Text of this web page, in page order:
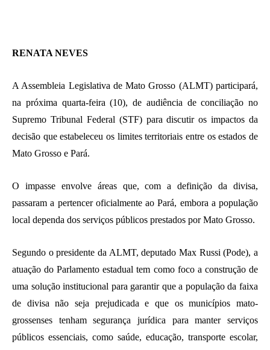
RENATA NEVES
A Assembleia Legislativa de Mato Grosso (ALMT) participará,
na próxima quarta-feira (10), de audiência de conciliação no
Supremo Tribunal Federal (STF) para discutir os impactos da
decisão que estabeleceu os limites territoriais entre os estados de
Mato Grosso e Pará.
O impasse envolve áreas que, com a definição da divisa,
passaram a pertencer oficialmente ao Pará, embora a população
local dependa dos serviços públicos prestados por Mato Grosso.
Segundo o presidente da ALMT, deputado Max Russi (Pode), a
atuação do Parlamento estadual tem como foco a construção de
uma solução institucional para garantir que a população da faixa
de divisa não seja prejudicada e que os municípios mato-
grossenses tenham segurança jurídica para manter serviços
públicos essenciais, como saúde, educação, transporte escolar,